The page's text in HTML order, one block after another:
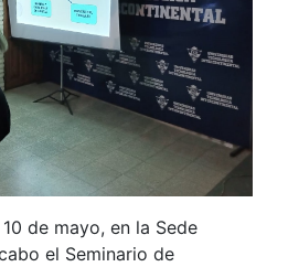
de mayo, en la Sede
el Seminario de